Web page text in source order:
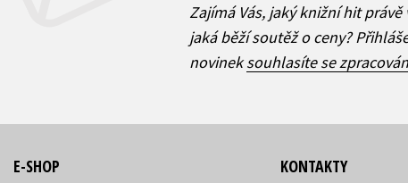
Zajímá Vás, jaký knižní hit
jaká běží soutěž o ceny?
novineksouhlasíte se
E-SHOP KONTAKTY